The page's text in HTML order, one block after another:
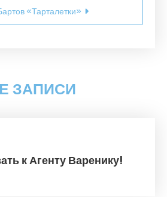
«Тарталетки»
ЗАПИСИ
к Агенту Варенику!